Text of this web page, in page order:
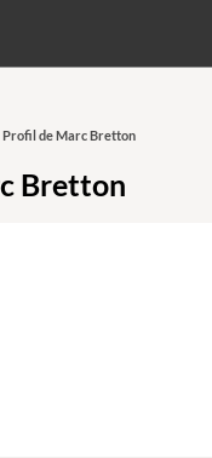
Profil de Marc Bretton
Bretton